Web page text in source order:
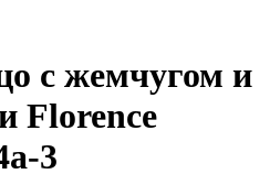
с жемчугом и
Florence
3